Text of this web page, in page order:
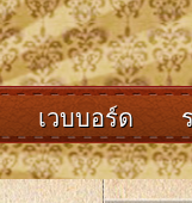
เวบบอร์ด